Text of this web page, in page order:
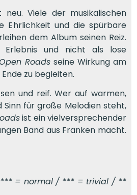
Viele der musikalischen
Ehrlichkeit und die spürbare
dem Album seinen Reiz.
Erlebnis und nicht als lose
Roads seine Wirkung am
zu begleiten.
und reif. Wer auf warmen,
für große Melodien steht,
ist ein vielversprechender
Band aus Franken macht.
= normal / *** = trivial / **